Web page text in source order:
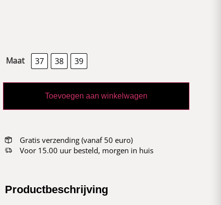
Maat 37 38 39
Toevoegen aan winkelwagen
Gratis verzending (vanaf 50 euro)
Voor 15.00 uur besteld, morgen in huis
Productbeschrijving